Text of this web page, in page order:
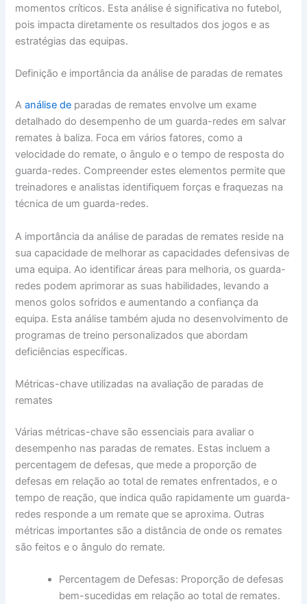
momentos críticos. Esta análise é significativa no futebol,
pois impacta diretamente os resultados dos jogos e as
estratégias das equipas.
Definição e importância da análise de paradas de remates
Aanálise de paradas de remates envolve um exame
detalhado do desempenho de um guarda-redes em salvar
remates à baliza. Foca em vários fatores, como a
velocidade do remate, o ângulo e o tempo de resposta do
guarda-redes. Compreender estes elementos permite que
treinadores e analistas identifiquem forças e fraquezas na
técnica de um guarda-redes.
A importância da análise de paradas de remates reside na
sua capacidade de melhorar as capacidades defensivas de
uma equipa. Ao identificar áreas para melhoria, os guarda-
redes podem aprimorar as suas habilidades, levando a
menos golos sofridos e aumentando a confiança da
equipa. Esta análise também ajuda no desenvolvimento de
programas de treino personalizados que abordam
deficiências específicas.
Métricas-chave utilizadas na avaliação de paradas de
remates
Várias métricas-chave são essenciais para avaliar o
desempenho nas paradas de remates. Estas incluem a
percentagem de defesas, que mede a proporção de
defesas em relação ao total de remates enfrentados, e o
tempo de reação, que indica quão rapidamente um guarda-
redes responde a um remate que se aproxima. Outras
métricas importantes são a distância de onde os remates
são feitos e o ângulo do remate.
Percentagem de Defesas: Proporção de defesas
bem-sucedidas em relação ao total de remates.